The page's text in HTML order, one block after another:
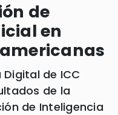
de
en
de ICC
de la
de Inteligencia